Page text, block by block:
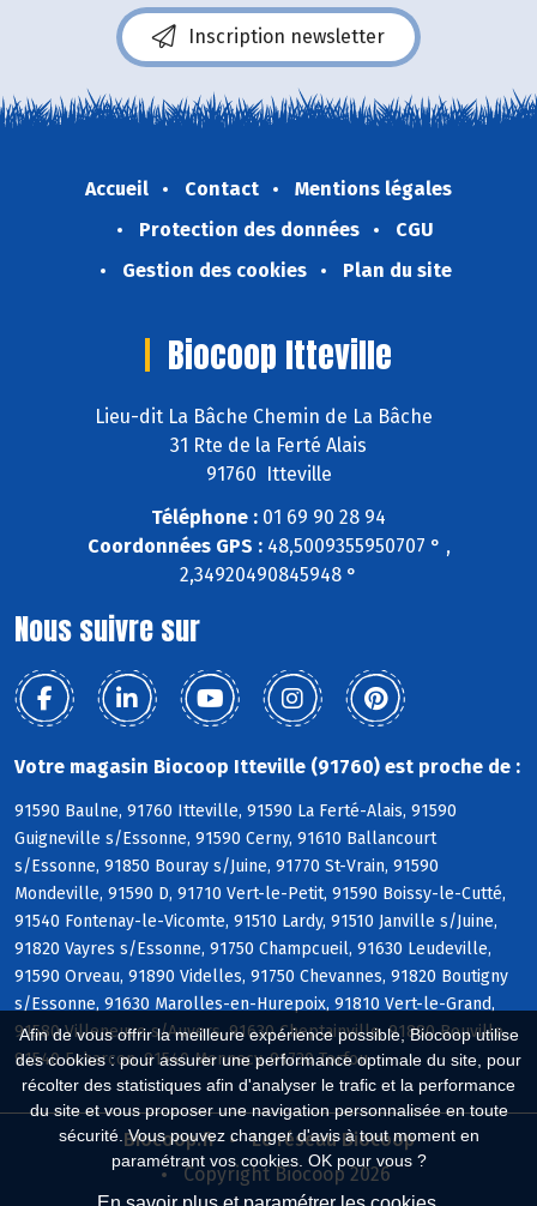
Afin de vous offrir la meilleure expérience possible, Biocoop utilise
des cookies : pour assurer une performance optimale du site, pour
récolter des statistiques afin d'analyser le trafic et la performance
du site et vous proposer une navigation personnalisée en toute
sécurité. Vous pouvez changer d'avis à tout moment en
paramétrant vos cookies. OK pour vous ?
Inscription newsletter
Accueil Contact
Mentions légales
Protection des données
CGU
Gestion des cookies
Plan du site
Biocoop Itteville
Lieu-dit La Bâche Chemin de La Bâche
31 Rte de la Ferté Alais
91760 Itteville
Téléphone : 01 69 90 28 94
Coordonnées GPS :48,5009355950707 ° ,
2,34920490845948 °
Nous suivre sur
Votre magasin Biocoop Itteville (91760) est proche de :
91590 Baulne, 91760 Itteville, 91590 La Ferté-Alais, 91590
Guigneville s/Essonne, 91590 Cerny, 91610 Ballancourt
s/Essonne, 91850 Bouray s/Juine, 91770 St-Vrain, 91590
Mondeville, 91590 D, 91710 Vert-le-Petit, 91590 Boissy-le-Cutté,
91540 Fontenay-le-Vicomte, 91510 Lardy, 91510 Janville s/Juine,
91820 Vayres s/Essonne, 91750 Champcueil, 91630 Leudeville,
91590 Orveau, 91890 Videlles, 91750 Chevannes, 91820 Boutigny
s/Essonne, 91630 Marolles-en-Hurepoix, 91810 Vert-le-Grand,
91580 Villeneuve s/Auvers, 91630 Cheptainville, 91880 Bouville,
91540 Echarcon, 91540 Mennecy, 91730 Torfou
Biocoop.fr
Le réseau Biocoop
Copyright Biocoop 2026